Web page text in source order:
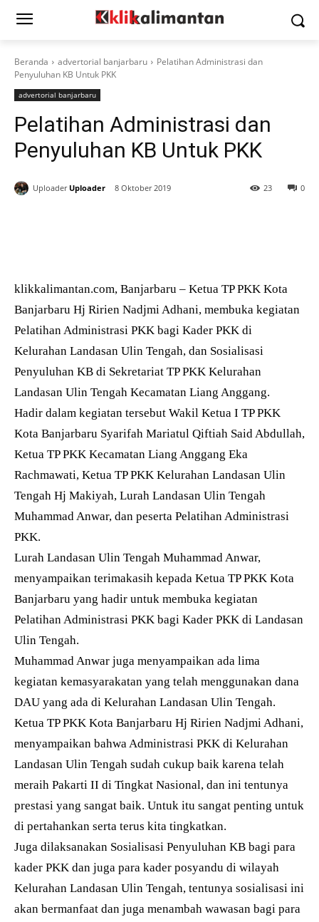
Beranda advertorial banjarbaru
Pelatihan Administrasi dan
Penyuluhan KB Untuk PKK
advertorial banjarbaru
Pelatihan Administrasi dan
Penyuluhan KB Untuk PKK
Uploader Uploader 8 Oktober 2019 0
23
klikkalimantan.com, Banjarbaru – Ketua TP PKK Kota
Banjarbaru Hj Ririen Nadjmi Adhani, membuka kegiatan
Pelatihan Administrasi PKK bagi Kader PKK di
Kelurahan Landasan Ulin Tengah, dan Sosialisasi
Penyuluhan KB di Sekretariat TP PKK Kelurahan
Landasan Ulin Tengah Kecamatan Liang Anggang.
Hadir dalam kegiatan tersebut Wakil Ketua I TP PKK
Kota Banjarbaru Syarifah Mariatul Qiftiah Said Abdullah,
Ketua TP PKK Kecamatan Liang Anggang Eka
Rachmawati, Ketua TP PKK Kelurahan Landasan Ulin
Tengah Hj Makiyah, Lurah Landasan Ulin Tengah
Muhammad Anwar, dan peserta Pelatihan Administrasi
PKK.
Lurah Landasan Ulin Tengah Muhammad Anwar,
menyampaikan terimakasih kepada Ketua TP PKK Kota
Banjarbaru yang hadir untuk membuka kegiatan
Pelatihan Administrasi PKK bagi Kader PKK di Landasan
Ulin Tengah.
Muhammad Anwar juga menyampaikan ada lima
kegiatan kemasyarakatan yang telah menggunakan dana
DAU yang ada di Kelurahan Landasan Ulin Tengah.
Ketua TP PKK Kota Banjarbaru Hj Ririen Nadjmi Adhani,
menyampaikan bahwa Administrasi PKK di Kelurahan
Landasan Ulin Tengah sudah cukup baik karena telah
meraih Pakarti II di Tingkat Nasional, dan ini tentunya
prestasi yang sangat baik. Untuk itu sangat penting untuk
di pertahankan serta terus kita tingkatkan.
Juga dilaksanakan Sosialisasi Penyuluhan KB bagi para
kader PKK dan juga para kader posyandu di wilayah
Kelurahan Landasan Ulin Tengah, tentunya sosialisasi ini
akan bermanfaat dan juga menambah wawasan bagi para